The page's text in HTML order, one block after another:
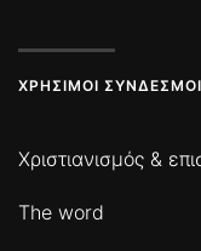
ΧΡΉΣΙΜΟΙ ΣΎΝΔΕΣΜΟΙ
Χριστιανισμός &
The word